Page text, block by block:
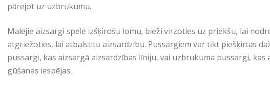
pārejot uz uzbrukumu.
Malējie aizsargi spēlē izšķirošu lomu, bieži virzoties uz priekšu, lai
atgriežoties, lai atbalstītu aizsardzību. Pussargiem var tikt piešķirtas
pussargi, kas aizsargā aizsardzības līniju, vai uzbrukuma pussargi,
gūšanas iespējas.